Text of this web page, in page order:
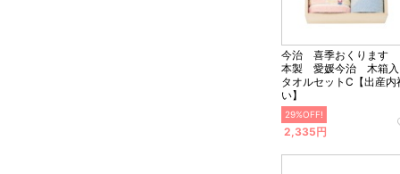
今治 喜季おくります
本製 愛媛今治 木箱
タオルセットC【出産内
い】
29%OFF!
2,335円